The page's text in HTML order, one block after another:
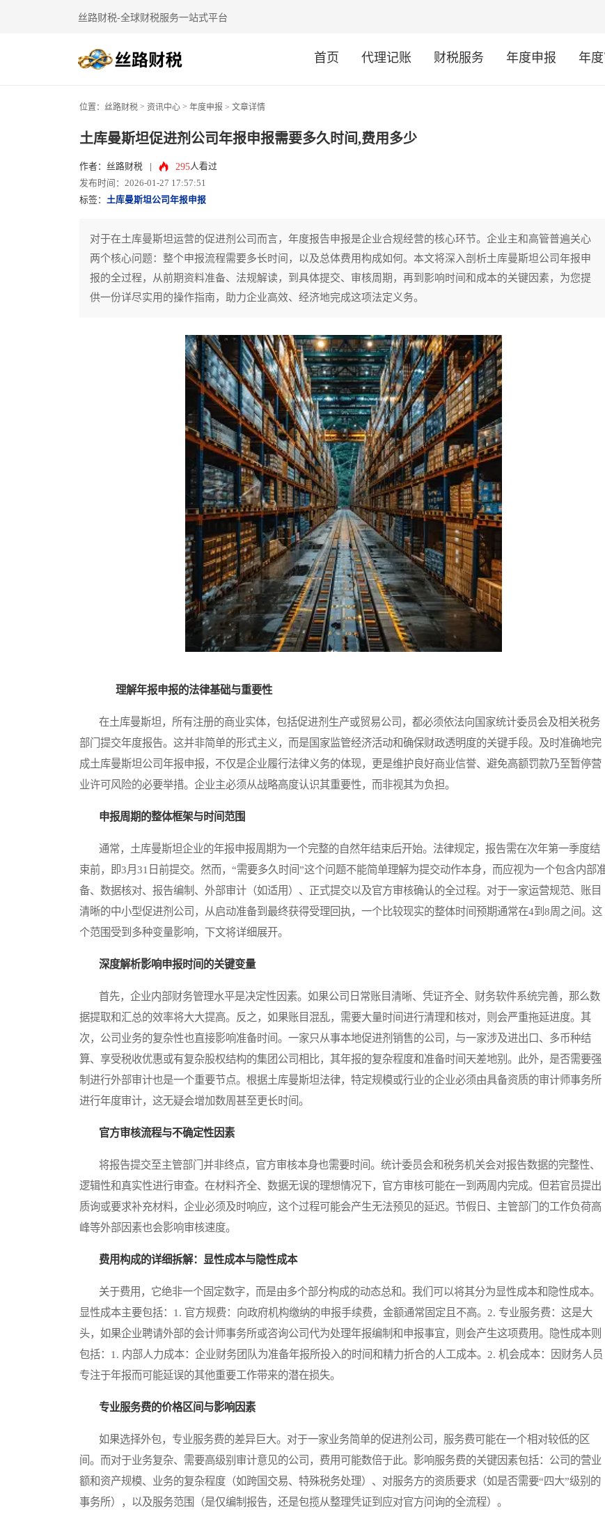
丝路财税-全球财税服务一站式平台
首页 代理记账 财税服务 年度申报 年
位置： 丝路财税 > 资讯中心 > 年度申报 > 文章详情
土库曼斯坦促进剂公司年报申报需要多久时间,费用多少
作者：丝路财税 295人看过
发布时间：2026-01-27 17:57:51
标签： 土库曼斯坦公司年报申报
对于在土库曼斯坦运营的促进剂公司而言，年度报告申报是企业合规经营的核心环节。企业主和高管普遍关心
两个核心问题：整个申报流程需要多长时间，以及总体费用构成如何。本文将深入剖析土库曼斯坦公司年报申
报的全过程，从前期资料准备、法规解读，到具体提交、审核周期，再到影响时间和成本的关键因素，为您提
供一份详尽实用的操作指南，助力企业高效、经济地完成这项法定义务。
理解年报申报的法律基础与重要性
在土库曼斯坦，所有注册的商业实体，包括促进剂生产或贸易公司，都必须依法向国家统计委员会及相关税务
部门提交年度报告。这并非简单的形式主义，而是国家监管经济活动和确保财政透明度的关键手段。及时准确地完
成土库曼斯坦公司年报申报，不仅是企业履行法律义务的体现，更是维护良好商业信誉、避免高额罚款乃至暂停营
业许可风险的必要举措。企业主必须从战略高度认识其重要性，而非视其为负担。
申报周期的整体框架与时间范围
通常，土库曼斯坦企业的年报申报周期为一个完整的自然年结束后开始。法律规定，报告需在次年第一季度结
束前，即3月31日前提交。然而，“需要多久时间”这个问题不能简单理解为提交动作本身，而应视为一个包含内部
备、数据核对、报告编制、外部审计（如适用）、正式提交以及官方审核确认的全过程。对于一家运营规范、账目
清晰的中小型促进剂公司，从启动准备到最终获得受理回执，一个比较现实的整体时间预期通常在4到8周之间。这
个范围受到多种变量影响，下文将详细展开。
深度解析影响申报时间的关键变量
首先，企业内部财务管理水平是决定性因素。如果公司日常账目清晰、凭证齐全、财务软件系统完善，那么数
据提取和汇总的效率将大大提高。反之，如果账目混乱，需要大量时间进行清理和核对，则会严重拖延进度。其
次，公司业务的复杂性也直接影响准备时间。一家只从事本地促进剂销售的公司，与一家涉及进出口、多币种结
算、享受税收优惠或有复杂股权结构的集团公司相比，其年报的复杂程度和准备时间天差地别。此外，是否需要强
制进行外部审计也是一个重要节点。根据土库曼斯坦法律，特定规模或行业的企业必须由具备资质的审计师事务所
进行年度审计，这无疑会增加数周甚至更长时间。
官方审核流程与不确定性因素
将报告提交至主管部门并非终点，官方审核本身也需要时间。统计委员会和税务机关会对报告数据的完整性、
逻辑性和真实性进行审查。在材料齐全、数据无误的理想情况下，官方审核可能在一到两周内完成。但若官员提出
质询或要求补充材料，企业必须及时响应，这个过程可能会产生无法预见的延迟。节假日、主管部门的工作负荷高
峰等外部因素也会影响审核速度。
费用构成的详细拆解：显性成本与隐性成本
关于费用，它绝非一个固定数字，而是由多个部分构成的动态总和。我们可以将其分为显性成本和隐性成本。
显性成本主要包括：1. 官方规费：向政府机构缴纳的申报手续费，金额通常固定且不高。2. 专业服务费：这是大
头，如果企业聘请外部的会计师事务所或咨询公司代为处理年报编制和申报事宜，则会产生这项费用。隐性成本则
包括：1. 内部人力成本：企业财务团队为准备年报所投入的时间和精力折合的人工成本。2. 机会成本：因财务人员
专注于年报而可能延误的其他重要工作带来的潜在损失。
专业服务费的价格区间与影响因素
如果选择外包，专业服务费的差异巨大。对于一家业务简单的促进剂公司，服务费可能在一个相对较低的区
间。而对于业务复杂、需要高级别审计意见的公司，费用可能数倍于此。影响服务费的关键因素包括：公司的营业
额和资产规模、业务的复杂程度（如跨国交易、特殊税务处理）、对服务方的资质要求（如是否需要“四大”级别的
事务所），以及服务范围（是仅编制报告，还是包揽从整理凭证到应对官方问询的全流程）。